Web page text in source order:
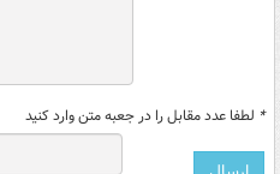
* لطفا عدد مقابل را در جعبه متن وارد کنید